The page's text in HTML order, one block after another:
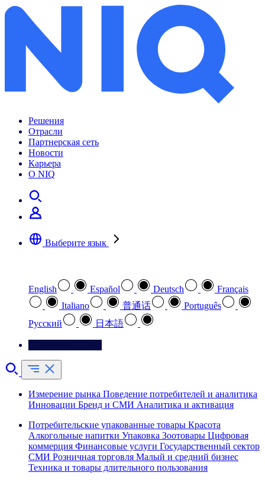
Решения
Отрасли
Партнерская сеть
Новости
Карьера
О NIQ
Выберите язык
English Español Deutsch
Français
Italiano
普通话
Português
Pусский
日本語
Измерение рынка Поведение потребителей и аналитика
Инновации Бренд и СМИ Аналитика и активация
Потребительские упакованные товары Красота
Алкогольные напитки Упаковка Зоотовары Цифровая
коммерция Финансовые услуги Государственный сектор
СМИ Розничная торговля Малый и средний бизнес
Техника и товары длительного пользования